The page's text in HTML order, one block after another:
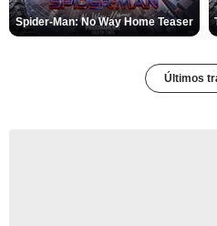
Spider-Man: No Way Home Teaser
Últimos